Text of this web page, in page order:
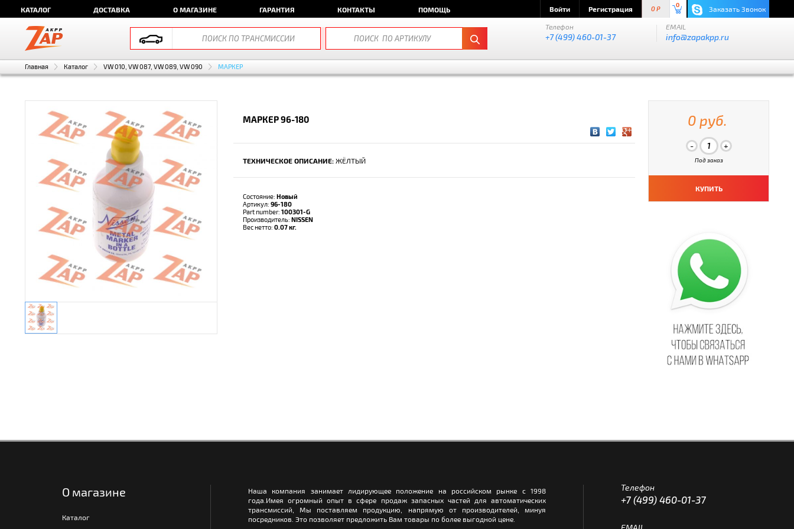
КАТАЛОГ ДОСТАВКА О МАГАЗИНЕ ГАРАНТИЯ КОНТАКТЫ ПОМОЩЬ Войти Регистрация 0 P
0 Заказать Звонок
Телефон
+7 (499) 460-01-37
EMAIL
info@zapakpp.ru
Главная Каталог VW 010, VW 087, VW 089, VW 090 МАРКЕР
МАРКЕР 96-180
ТЕХНИЧЕСКОЕ ОПИСАНИЕ: ЖЁЛТЫЙ
Состояние: Новый
Артикул: 96-180
Part number: 100301-G
Производитель: NISSEN
Вес нетто: 0.07 кг.
0 руб.
Под заказ
КУПИТЬ
О магазине
Каталог
Наша компания занимает лидирующее положение на российском рынке с 1998
года.Имея огромный опыт в сфере продаж запасных частей для автоматических
трансмиссий, Мы поставляем продукцию, напрямую от производителей, минуя
посредников. Это позволяет предложить Вам товары по более выгодной цене.
Телефон
+7 (499) 460-01-37